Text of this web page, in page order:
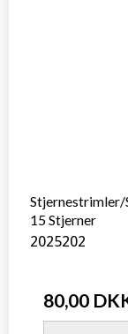
15 Stjerner
2025202
80,00